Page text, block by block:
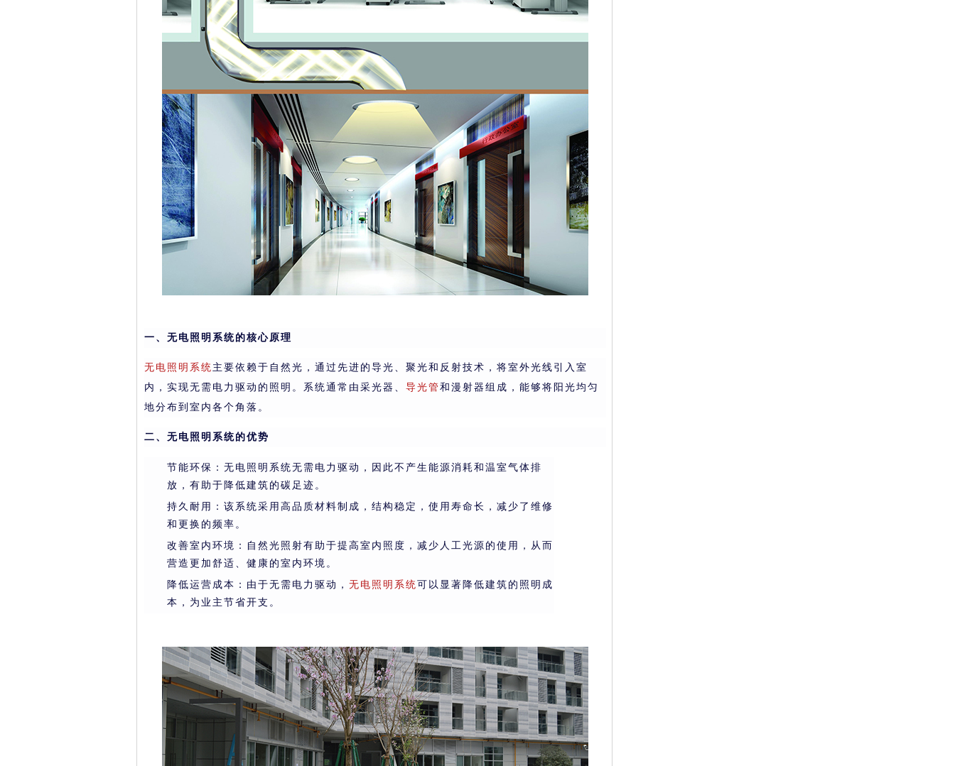
一、无电照明系统的核心原理
无电照明系统 主要依赖于自然光，通过先进的导光、聚光和反射技术，将室外光线引入室
内，实现无需电力驱动的照明。系统通常由采光器、 导光管 和漫射器组成，能够将阳光均匀
地分布到室内各个角落。
二、无电照明系统的优势
节能环保：无电照明系统无需电力驱动，因此不产生能源消耗和温室气体排
放，有助于降低建筑的碳足迹。
持久耐用：该系统采用高品质材料制成，结构稳定，使用寿命长，减少了维修
和更换的频率。
改善室内环境：自然光照射有助于提高室内照度，减少人工光源的使用，从而
营造更加舒适、健康的室内环境。
降低运营成本：由于无需电力驱动， 无电照明系统可以显著降低建筑的照明成
本，为业主节省开支。